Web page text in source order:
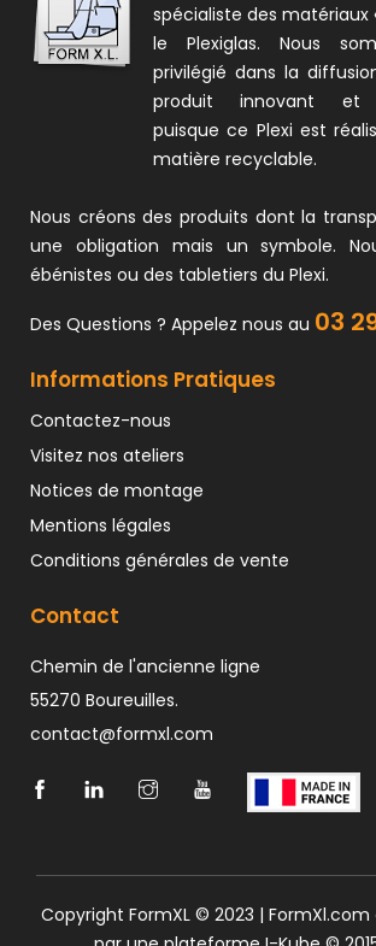
spécialiste des matériaux
le Plexiglas. Nous
privilégié dans la
produit innovant et
puisque ce Plexi est
matière recyclable.
Nous créons des produits dont la
une obligation mais un symbole.
ébénistes ou des tabletiers du Plexi.
Des Questions ? Appelez nous au 03
Informations Pratiques
Contactez-nous
Visitez nos ateliers
Notices de montage
Mentions légales
Conditions générales de vente
Contact
Chemin de l'ancienne ligne
55270 Boureuilles.
contact@formxl.com
Copyright FormXL © 2023 |